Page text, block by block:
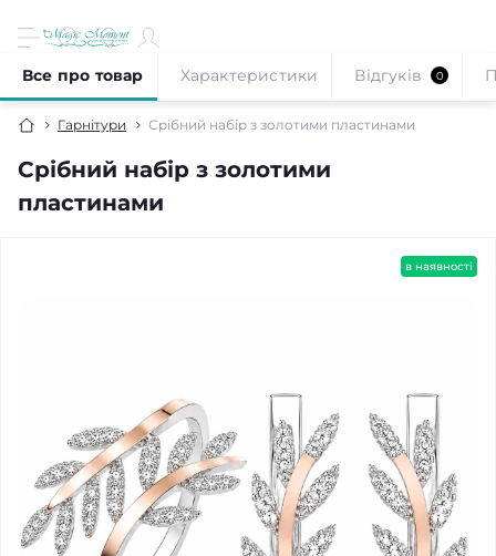
Гарнітури Срібний набір з золотими пластинами
Срібний набір з золотими
пластинами
Все про товар Характеристики Відгуків 0
в наявності